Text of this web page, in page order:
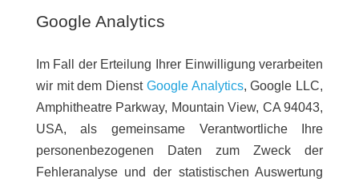
Google Analytics
Im Fall der Erteilung Ihrer Einwilligung verarbeiten
wir mit dem Dienst Google Analytics, Google LLC,
Amphitheatre Parkway, Mountain View, CA 94043,
USA, als gemeinsame Verantwortliche Ihre
personenbezogenen Daten zum Zweck der
Fehleranalyse und der statistischen Auswertung